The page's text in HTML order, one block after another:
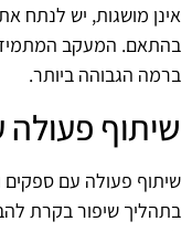
אינן מושגות, יש לנתח
בהתאם. המעקב
ברמה הגבוהה ביותר.
שיתוף
שיתוף פעולה עם ספקים
בתהליך שיפור בקרת